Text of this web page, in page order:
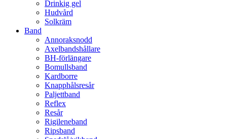
Drinkig gel
Hudvård
Solkräm
Band
Annoraksnodd
Axelbandshållare
BH-förlängare
Bomullsband
Kardborre
Knapphålsresår
Paljettband
Reflex
Resår
Rigileneband
Ripsband